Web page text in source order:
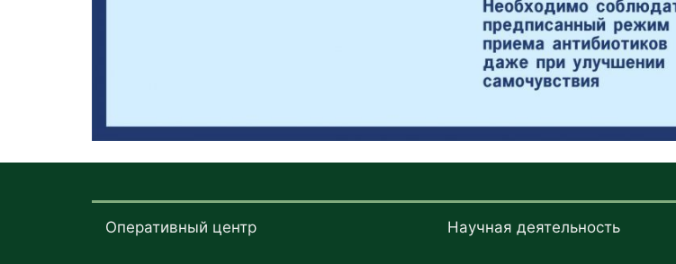
Оперативный центр Научная деятельность